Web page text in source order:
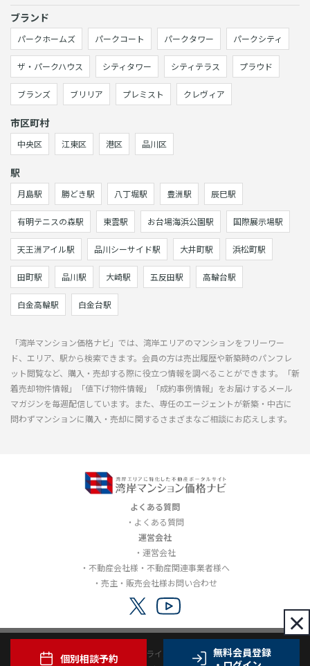
個別相談予約
無料会員登録
×
ブランド
パークホームズ パークコート パークタワー パークシティ
ザ・パークハウス シティタワー シティテラス プラウド
ブランズ ブリリア プレミスト クレヴィア
市区町村
中央区 江東区 港区 品川区
駅
月島駅 勝どき駅 八丁堀駅 豊洲駅 辰巳駅
有明テニスの森駅 東雲駅 お台場海浜公園駅 国際展示場駅
天王洲アイル駅 品川シーサイド駅 大井町駅 浜松町駅
田町駅 品川駅 大崎駅 五反田駅 高輪台駅
白金高輪駅 白金台駅
「湾岸マンション価格ナビ」では、湾岸エリアのマンションをフリーワー
ド、エリア、駅から検索できます。会員の方は売出履歴や新築時のパンフレ
ット閲覧など、購入・売却する際に役立つ情報を調べることができます。「新
着売却物件情報」「値下げ物件情報」「成約事例情報」をお届けするメール
マガジンを毎週配信しています。また、専任のエージェントが新築・中古に
問わずマンションに購入・売却に関するさまざまなご相談にお応えします。
よくある質問
よくある質問
運営会社
運営会社
不動産会社様・不動産関連事業者様へ
売主・販売会社様お問い合わせ
利用規約 プライバシーポリシー